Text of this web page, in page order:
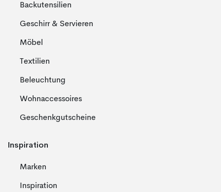
Backutensilien
Geschirr & Servieren
Möbel
Textilien
Beleuchtung
Wohnaccessoires
Geschenkgutscheine
Inspiration
Marken
Inspiration